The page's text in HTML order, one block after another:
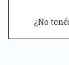
¿No